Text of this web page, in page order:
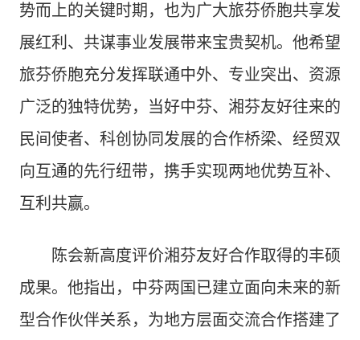
势而上的关键时期，也为广大旅芬侨胞共享发
展红利、共谋事业发展带来宝贵契机。他希望
旅芬侨胞充分发挥联通中外、专业突出、资源
广泛的独特优势，当好中芬、湘芬友好往来的
民间使者、科创协同发展的合作桥梁、经贸双
向互通的先行纽带，携手实现两地优势互补、
互利共赢。
陈会新高度评价湘芬友好合作取得的丰硕
成果。他指出，中芬两国已建立面向未来的新
型合作伙伴关系，为地方层面交流合作搭建了